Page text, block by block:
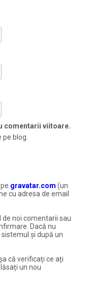
comentarii viitoare.
blog.
gravatar.com (un
cu adresa de email
noi comentarii sau
Dacă nu
și după un
că verificați ce ați
un nou